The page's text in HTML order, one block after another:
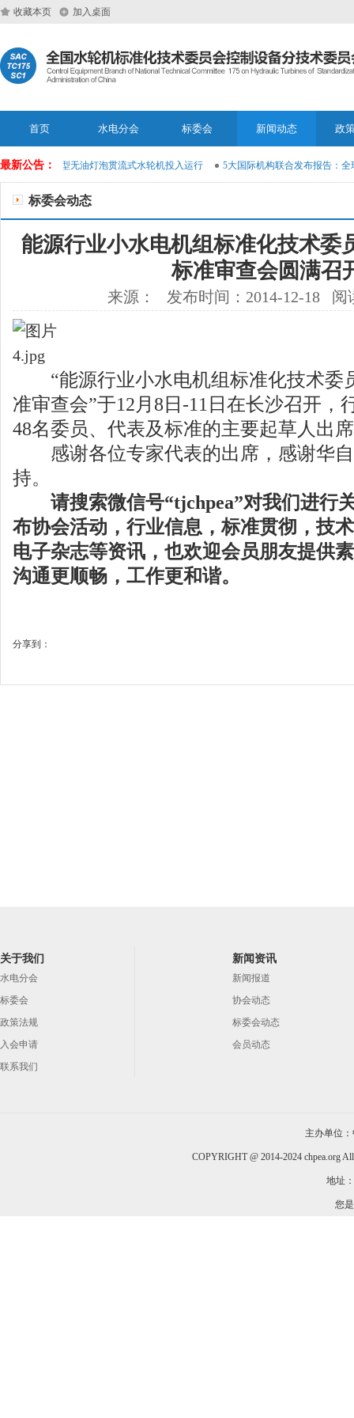
收藏本页 加入桌面
首页 水电分会 标委会 新闻动态 政
最新公告：环保型无油灯泡贯流式水轮机投入运行 5大国际机构联合发布报告：全
标委会动态
能源行业小水电机组标准化技术委
标准审查会圆满召
来源： 发布时间：2014-12-18 阅
“能源行业小水电机组标准化技术委
准审查会”于12月8日-11日在长沙召开，
48名委员、代表及标准的主要起草人出
感谢各位专家代表的出席，感谢华自
持。
请搜索微信号“tjchpea”对我们进行
布协会活动，行业信息，标准贯彻，技
电子杂志等资讯，也欢迎会员朋友提供
沟通更顺畅，工作更和谐。
分享到：
关于我们
水电分会
标委会
政策法规
入会申请
联系我们
新闻资讯
新闻报道
协会动态
标委会动态
会员动态
主办单位
COPYRIGHT @ 2014-2024 chpea.org
地址
您